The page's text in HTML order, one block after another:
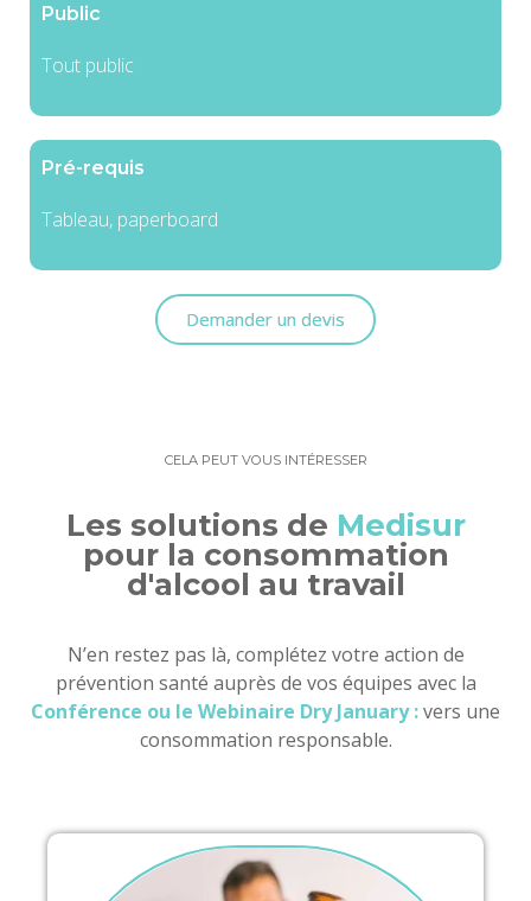
Public
Tout public
Pré-requis
Tableau, paperboard
Demander un devis
CELA PEUT VOUS INTÉRESSER
Les solutions de Medisur
pour la consommation
d'alcool au travail
N’en restez pas là, complétez votre action de
prévention santé auprès de vos équipes avec la
Conférence ou le Webinaire Dry January :vers une
consommation responsable.